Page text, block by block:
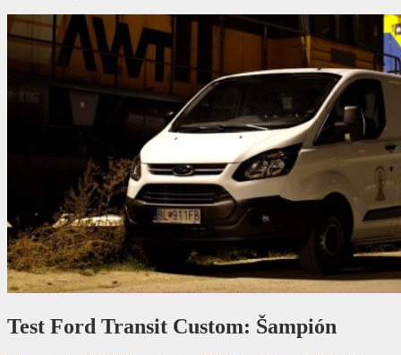
Test Ford Transit Custom: Šampión